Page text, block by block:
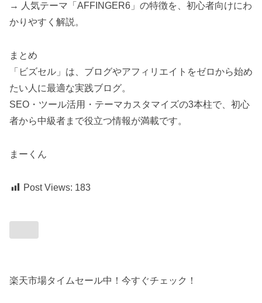
→ 人気テーマ「AFFINGER6」の特徴を、初心者向けにわ
かりやすく解説。
まとめ
「ビズセル」は、ブログやアフィリエイトをゼロから始め
たい人に最適な実践ブログ。
SEO・ツール活用・テーマカスタマイズの3本柱で、初心
者から中級者まで役立つ情報が満載です。
まーくん
Post Views: 183
楽天市場タイムセール中！今すぐチェック！